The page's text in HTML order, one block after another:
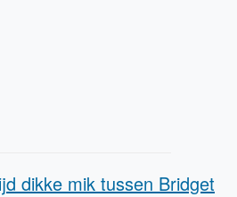
dikke mik tussen Bridget